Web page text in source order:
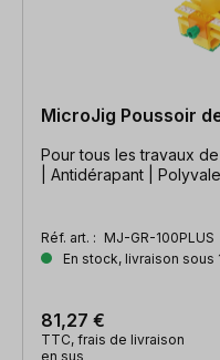
MicroJig Poussoir
Pour tous les travaux
| Antidérapant |
Réf. art. : MJ-GR-100PLUS
En stock, livraison sous
81,27 €
TTC, frais de livraison
en sus